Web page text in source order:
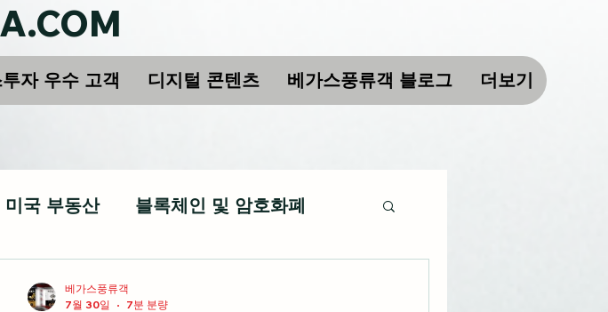
자 우수 고객 디지털 콘텐츠 베가스풍류객 블로그 더보기
미국 부동산 블록체인 및 암호화폐
문
베가스풍류객
7월 30일
7분 분량